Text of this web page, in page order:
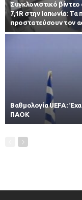
Συγκλονιστικό
7,1R στην Ιαπωνία:
προστατεύσουν τον
Βαθμολογία UEFA:
ΠΑΟΚ